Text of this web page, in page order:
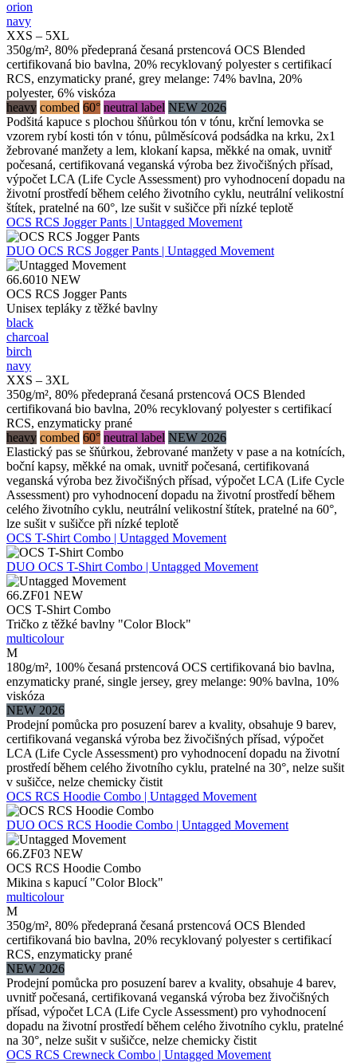
orion
navy
XXS – 5XL
350g/m², 80% předepraná česaná prstencová OCS Blended
certifikovaná bio bavlna, 20% recyklovaný polyester s certifikací
RCS, enzymaticky prané, grey melange: 74% bavlna, 20%
polyester, 6% viskóza
heavy combed 60° neutral label NEW 2026
Podšitá kapuce s plochou šňůrkou tón v tónu, krční lemovka se
vzorem rybí kosti tón v tónu, půlměsícová podsádka na krku, 2x1
žebrované manžety a lem, klokaní kapsa, měkké na omak, uvnitř
počesaná, certifikovaná veganská výroba bez živočišných přísad,
výpočet LCA (Life Cycle Assessment) pro vyhodnocení dopadu na
životní prostředí během celého životního cyklu, neutrální velikostní
štítek, pratelné na 60°, lze sušit v sušičce při nízké teplotě
OCS RCS Jogger Pants | Untagged Movement
DUO OCS RCS Jogger Pants | Untagged Movement
66.6010 NEW
OCS RCS Jogger Pants
Unisex tepláky z těžké bavlny
black
charcoal
birch
navy
XXS – 3XL
350g/m², 80% předepraná česaná prstencová OCS Blended
certifikovaná bio bavlna, 20% recyklovaný polyester s certifikací
RCS, enzymaticky prané
heavy combed 60° neutral label NEW 2026
Elastický pas se šňůrkou, žebrované manžety v pase a na kotnících,
boční kapsy, měkké na omak, uvnitř počesaná, certifikovaná
veganská výroba bez živočišných přísad, výpočet LCA (Life Cycle
Assessment) pro vyhodnocení dopadu na životní prostředí během
celého životního cyklu, neutrální velikostní štítek, pratelné na 60°,
lze sušit v sušičce při nízké teplotě
OCS T-Shirt Combo | Untagged Movement
DUO OCS T-Shirt Combo | Untagged Movement
66.ZF01 NEW
OCS T-Shirt Combo
Tričko z těžké bavlny "Color Block"
multicolour
M
180g/m², 100% česaná prstencová OCS certifikovaná bio bavlna,
enzymaticky prané, single jersey, grey melange: 90% bavlna, 10%
viskóza
NEW 2026
Prodejní pomůcka pro posuzení barev a kvality, obsahuje 9 barev,
certifikovaná veganská výroba bez živočišných přísad, výpočet
LCA (Life Cycle Assessment) pro vyhodnocení dopadu na životní
prostředí během celého životního cyklu, pratelné na 30°, nelze sušit
v sušičce, nelze chemicky čistit
OCS RCS Hoodie Combo | Untagged Movement
DUO OCS RCS Hoodie Combo | Untagged Movement
66.ZF03 NEW
OCS RCS Hoodie Combo
Mikina s kapucí "Color Block"
multicolour
M
350g/m², 80% předepraná česaná prstencová OCS Blended
certifikovaná bio bavlna, 20% recyklovaný polyester s certifikací
RCS, enzymaticky prané
NEW 2026
Prodejní pomůcka pro posuzení barev a kvality, obsahuje 4 barev,
uvnitř počesaná, certifikovaná veganská výroba bez živočišných
přísad, výpočet LCA (Life Cycle Assessment) pro vyhodnocení
dopadu na životní prostředí během celého životního cyklu, pratelné
na 30°, nelze sušit v sušičce, nelze chemicky čistit
OCS RCS Crewneck Combo | Untagged Movement